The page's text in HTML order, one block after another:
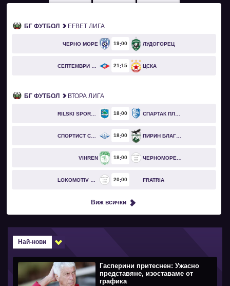
БГ ФУТБОЛ EFBET ЛИГА
ЧЕРНО МОРЕ 19 00 ЛУДОГОРЕЦ
СЕПТЕМВРИ СОФИЯ 21 15 ЦСКА
БГ ФУТБОЛ ВТОРА ЛИГА
RILSKI SPORTIST 18 00 СПАРТАК ПЛЕВЕН
СПОРТИСТ СВОГЕ 18 00 ПИРИН БЛАГОЕВГРАД
VIHREN 18 00 ЧЕРНОМОРЕЦ БУРГАС
LOKOMOTIV GO 20 00 FRATRIA
Виж всички
Най-нови
Гасперини притеснен: Ужасно
представяне, изоставаме от
графика